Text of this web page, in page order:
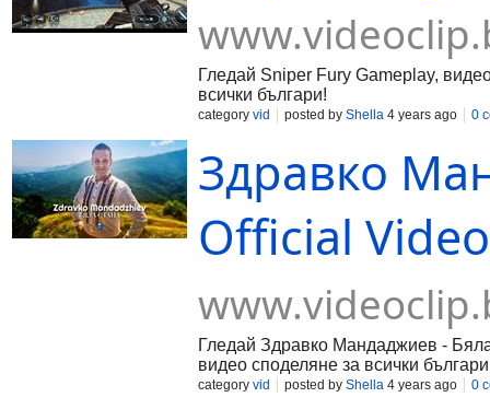
Гледай Sniper Fury Gameplay,
всички българи!
category vid posted by Shella 4 years ago 0
Здравко
Official
Гледай Здравко Мандаджиев -
видео споделяне за всички
category vid posted by Shella 4 years ago 0